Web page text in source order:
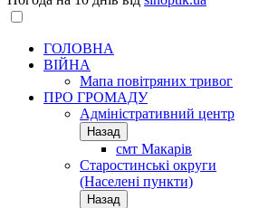
ГОЛОВНА
ВІЙНА
Мапа повітряних тривог
ПРО ГРОМАДУ
Aдміністративний центр
Назад
смт Макарів
Старостинські округи
(Населені пункти)
Назад